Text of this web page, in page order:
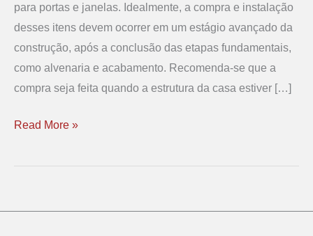
para portas e janelas. Idealmente, a compra e instalação
desses itens devem ocorrer em um estágio avançado da
construção, após a conclusão das etapas fundamentais,
como alvenaria e acabamento. Recomenda-se que a
compra seja feita quando a estrutura da casa estiver […]
soleiras,
peitoris
ou
pingadeiras?
Read More »